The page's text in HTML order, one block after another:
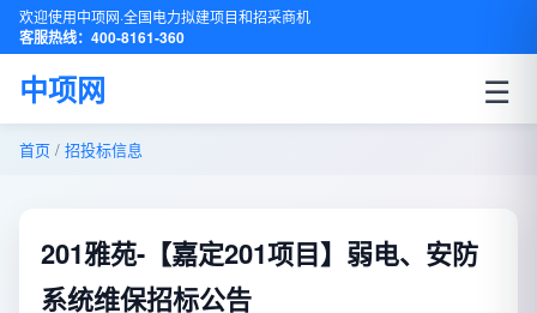
欢迎使用中项网·全国电力拟建项目和招采商机
客服热线：400-8161-360
中项网 ☰
首页 / 招投标信息
201雅苑-【嘉定201项目】弱电、安防
系统维保招标公告